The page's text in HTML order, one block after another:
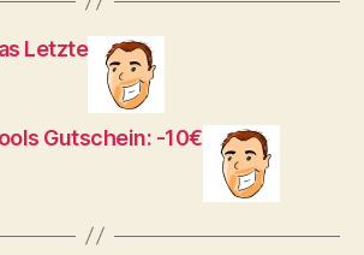
Letzte
Gutschein: -10€